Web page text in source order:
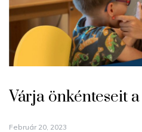
Várja önkénteseit
Február 20, 2023